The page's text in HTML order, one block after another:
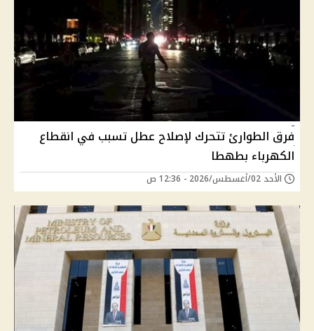
فرق الطوارئ تتحرك لإصلاح عطل تسبب في انقطاع
الكهرباء بطهطا
الأحد 02/أغسطس/2026 - 12:36 ص